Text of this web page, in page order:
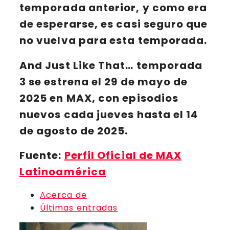
temporada anterior, y como era
de esperarse, es casi seguro que
no vuelva para esta temporada.
And Just Like That… temporada
3 se estrena el 29 de mayo de
2025 en MAX, con episodios
nuevos cada jueves hasta el 14
de agosto de 2025.
Fuente: Perfil Oficial de MAX
Latinoamérica
Acerca de
Últimas entradas